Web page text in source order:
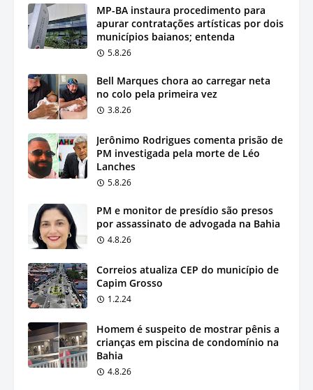
MP-BA instaura procedimento para
apurar contratações artísticas por dois
municípios baianos; entenda
5.8.26
Bell Marques chora ao carregar neta
no colo pela primeira vez
3.8.26
Jerônimo Rodrigues comenta prisão de
PM investigada pela morte de Léo
Lanches
5.8.26
PM e monitor de presídio são presos
por assassinato de advogada na Bahia
4.8.26
Correios atualiza CEP do município de
Capim Grosso
1.2.24
Homem é suspeito de mostrar pênis a
crianças em piscina de condomínio na
Bahia
4.8.26